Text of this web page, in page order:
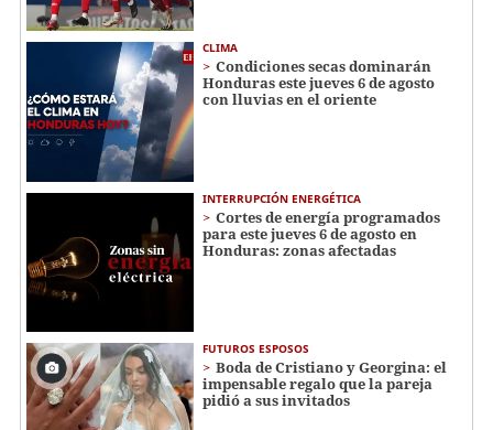
CLIMA
Condiciones secas dominarán
Honduras este jueves 6 de agosto
con lluvias en el oriente
INTERRUPCIÓN ENERGÉTICA
Cortes de energía programados
para este jueves 6 de agosto en
Honduras: zonas afectadas
FUTUROS ESPOSOS
Boda de Cristiano y Georgina: el
impensable regalo que la pareja
pidió a sus invitados